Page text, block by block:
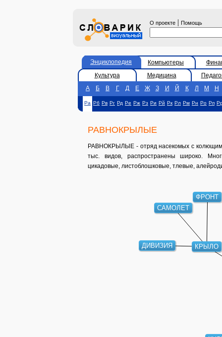
О проекте | Помощь
Энциклопедия Компьютеры
Культура
Медицина
А
Б В Г Д Е Ж З И Й К Л М Н
Ра Рб Рв Рг Рд Ре Рж Рз Ри Рй Рк Рл Рм Рн Ро Рп
РАВНОКРЫЛЫЕ
РАВНОКРЫЛЫЕ - отряд насекомых с
тыс. видов, распространены широко.
цикадовые, листоблошковые, тлевые,
КРЫЛО
ДИВИЗИЯ
ФРОНТ
САМОЛЕТ